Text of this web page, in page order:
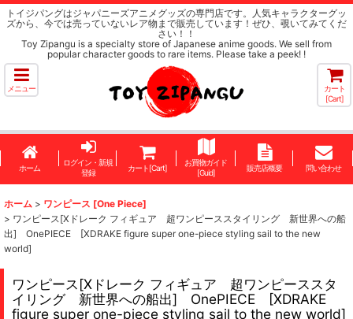
トイジパングはジャパニーズアニメグッズの専門店です。人気キャラクターグッ
ズから、今では売っていないレア物まで販売しています！ぜひ、覗いてみてくだ
さい！！
Toy Zipangu is a specialty store of Japanese anime goods. We sell from
popular character goods to rare items. Please take a peek! !
メニュー
カート
[Cart]
ホーム
ログイン・新規
登録
カート[Cart]
お買物ガイド
[Guid]
販売店概要 問い合わせ
ホーム > ワンピース [One Piece]
> ワンピース[Xドレーク フィギュア 超ワンピーススタイリング 新世界への船
出] OnePIECE [XDRAKE figure super one-piece styling sail to the new
world]
ワンピース[Xドレーク フィギュア 超ワンピーススタ
イリング 新世界への船出] OnePIECE [XDRAKE
figure super one-piece styling sail to the new world]